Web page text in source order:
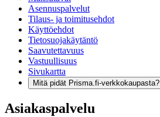
Asennuspalvelut
Tilaus- ja toimitusehdot
Käyttöehdot
Tietosuojakäytäntö
Saavutettavuus
Vastuullisuus
Sivukartta
Mitä pidät Prisma.fi-verkkokaupasta?
Asiakaspalvelu